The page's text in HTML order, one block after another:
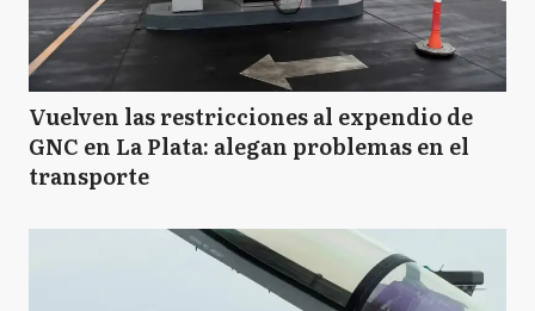
Vuelven las restricciones al expendio de
GNC en La Plata: alegan problemas en el
transporte